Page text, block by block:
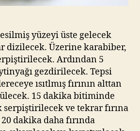
yüzeyi üste gelecek
dizilecek. Üzerine karabiber,
Ardından 5
gezdirilecek. Tepsi
ısıtlmış fırının alttan
15 dakika bitiminde
serpiştirilecek ve tekrar fırına
dakika daha fırında